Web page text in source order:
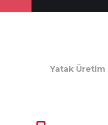
Yatak Üretim